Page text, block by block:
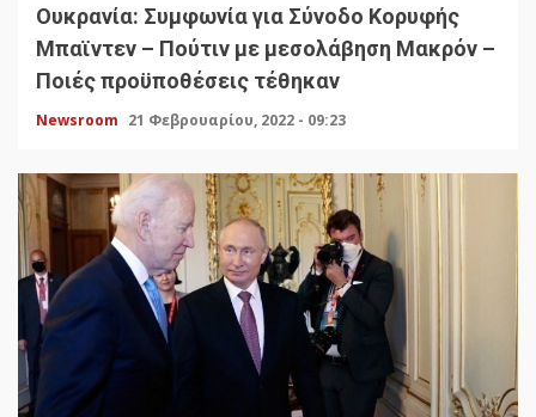
Ουκρανία: Συμφωνία για Σύνοδο Κορυφής
Μπαϊντεν – Πούτιν με μεσολάβηση Μακρόν –
Ποιές προϋποθέσεις τέθηκαν
Newsroom 21 Φεβρουαρίου, 2022 - 09:23